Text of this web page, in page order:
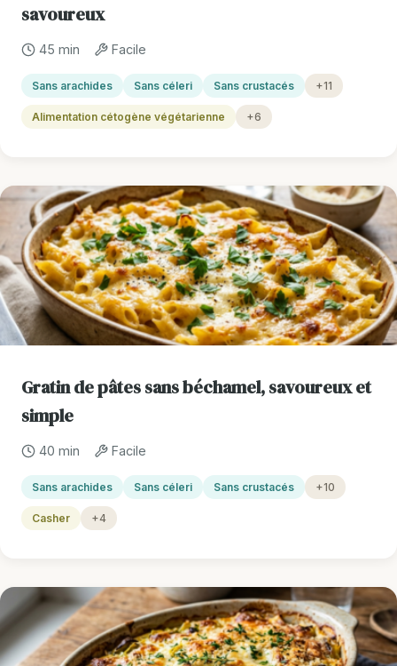
savoureux
45 min Facile
Sans arachides Sans céleri Sans crustacés +11
Alimentation cétogène végétarienne +6
Gratin de pâtes sans béchamel, savoureux et
simple
40 min Facile
Sans arachides Sans céleri Sans crustacés +10
Casher +4